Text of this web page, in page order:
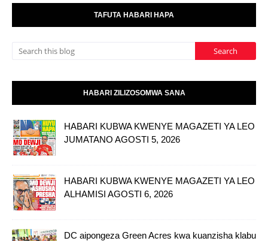
TAFUTA HABARI HAPA
HABARI ZILIZOSOMWA SANA
HABARI KUBWA KWENYE MAGAZETI YA LEO
JUMATANO AGOSTI 5, 2026
HABARI KUBWA KWENYE MAGAZETI YA LEO
ALHAMISI AGOSTI 6, 2026
DC aipongeza Green Acres kwa kuanzisha klabu